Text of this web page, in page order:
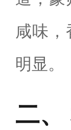
咸味
明显。